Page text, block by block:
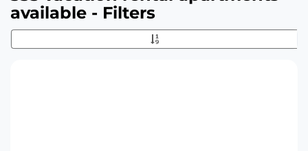
available - Filters